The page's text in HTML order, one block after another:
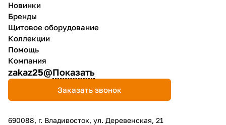
Новинки
Бренды
Щитовое оборудование
Коллекции
Помощь
Компания
zakaz25@Показать
Заказать звонок
690088, г. Владивосток, yл. Деревенская, 21